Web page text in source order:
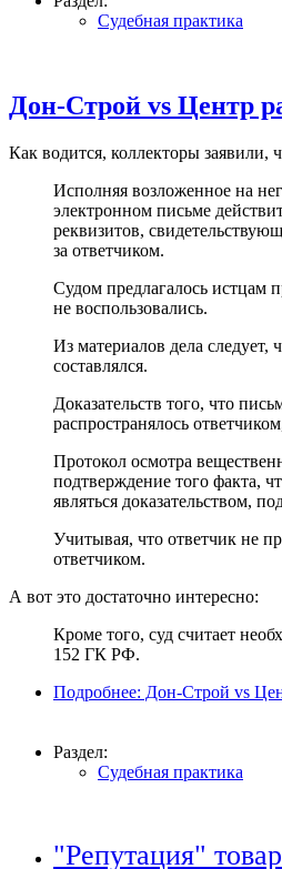
Судебная практика
Дон-Строй vs Центр
Как водится, коллекторы заявили,
Исполняя возложенное на
электронном письме
реквизитов,
за ответчиком.
Судом предлагалось истцам
не воспользовались.
Из материалов дела следует,
составлялся.
Доказательств того, что
распространялось
Протокол осмотра
подтверждение того факта,
являться доказательством,
Учитывая, что ответчик не
ответчиком.
А вот это достаточно интересно:
Кроме того, суд считает
152 ГК РФ.
Подробнее: Дон-Строй vs
Раздел:
Судебная практика
"Репутация"